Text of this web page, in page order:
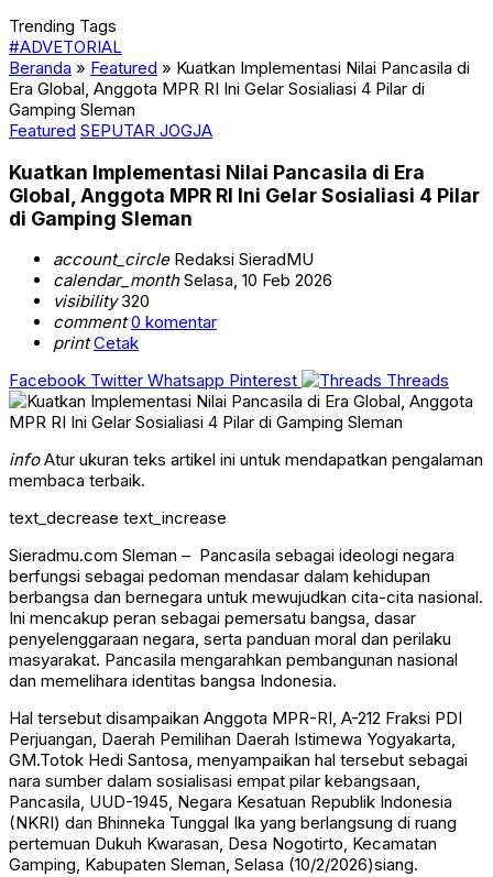
Trending Tags
#ADVETORIAL
Beranda » Featured » Kuatkan Implementasi Nilai Pancasila di
Era Global, Anggota MPR RI Ini Gelar Sosialiasi 4 Pilar di
Gamping Sleman
Featured SEPUTAR JOGJA
Kuatkan Implementasi Nilai Pancasila di Era
Global, Anggota MPR RI Ini Gelar Sosialiasi 4 Pilar
di Gamping Sleman
account_circleRedaksi SieradMU
calendar_monthSelasa, 10 Feb 2026
visibility320
comment 0 komentar
print Cetak
Facebook Twitter Whatsapp Pinterest Threads
infoAtur ukuran teks artikel ini untuk mendapatkan pengalaman
membaca terbaik.
text_decrease text_increase
Sieradmu.com Sleman – Pancasila sebagai ideologi negara
berfungsi sebagai pedoman mendasar dalam kehidupan
berbangsa dan bernegara untuk mewujudkan cita-cita nasional.
Ini mencakup peran sebagai pemersatu bangsa, dasar
penyelenggaraan negara, serta panduan moral dan perilaku
masyarakat. Pancasila mengarahkan pembangunan nasional
dan memelihara identitas bangsa Indonesia.
Hal tersebut disampaikan Anggota MPR-RI, A-212 Fraksi PDI
Perjuangan, Daerah Pemilihan Daerah Istimewa Yogyakarta,
GM.Totok Hedi Santosa, menyampaikan hal tersebut sebagai
nara sumber dalam sosialisasi empat pilar kebangsaan,
Pancasila, UUD-1945, Negara Kesatuan Republik Indonesia
(NKRI) dan Bhinneka Tunggal Ika yang berlangsung di ruang
pertemuan Dukuh Kwarasan, Desa Nogotirto, Kecamatan
Gamping, Kabupaten Sleman, Selasa (10/2/2026)siang.